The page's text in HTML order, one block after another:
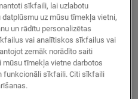
Pristine kolekciju
telpās
Flex Pro
sīkfaili, lai uzlabotu
uz mūsu tīmekļa vietni,
un rādītu personalizētas
vai analītiskos sīkfailus vai
zemāk norādīto saiti
mūsu tīmekļa vietne darbotos
funkcionāli sīkfaili. Citi sīkfaili